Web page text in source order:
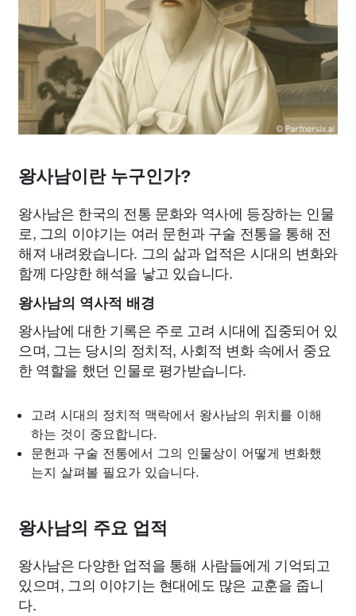
왕사남이란 누구인가?
왕사남은 한국의 전통 문화와 역사에 등장하는 인물
로, 그의 이야기는 여러 문헌과 구술 전통을 통해 전
해져 내려왔습니다. 그의 삶과 업적은 시대의 변화와
함께 다양한 해석을 낳고 있습니다.
왕사남의 역사적 배경
왕사남에 대한 기록은 주로 고려 시대에 집중되어 있
으며, 그는 당시의 정치적, 사회적 변화 속에서 중요
한 역할을 했던 인물로 평가받습니다.
고려 시대의 정치적 맥락에서 왕사남의 위치를 이해
하는 것이 중요합니다.
문헌과 구술 전통에서 그의 인물상이 어떻게 변화했
는지 살펴볼 필요가 있습니다.
왕사남의 주요 업적
왕사남은 다양한 업적을 통해 사람들에게 기억되고
있으며, 그의 이야기는 현대에도 많은 교훈을 줍니
다.